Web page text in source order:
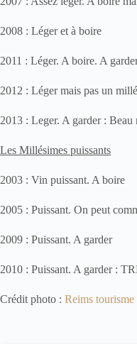
2008 : Léger et à boire
2011 : Léger. A boire. A
2012 : Léger mais pas un
2013 : Leger. A garder : Beau
Les Millésimes puissants
2003 : Vin puissant. A boire
2005 : Puissant. On peut
2009 : Puissant. A garder
2010 : Puissant. A garder :
Crédit photo : Reims tourisme